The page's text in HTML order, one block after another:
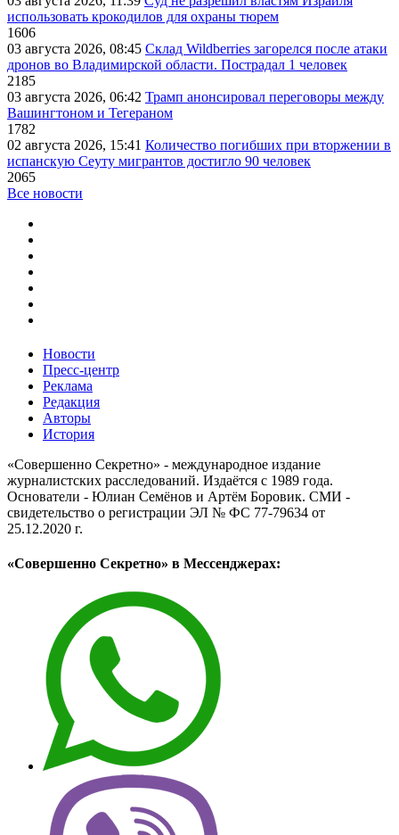
использовать крокодилов для охраны тюрем
1606
03 августа 2026, 08:45 Склад Wildberries загорелся после атаки
дронов во Владимирской области. Пострадал 1 человек
2185
03 августа 2026, 06:42 Трамп анонсировал переговоры между
Вашингтоном и Тегераном
1782
02 августа 2026, 15:41 Количество погибших при вторжении в
испанскую Сеуту мигрантов достигло 90 человек
2065
Все новости
Новости
Пресс-центр
Реклама
Редакция
Авторы
История
«Совершенно Секретно» - международное издание
журналистских расследований. Издаётся с 1989 года.
Основатели - Юлиан Семёнов и Артём Боровик. CМИ -
свидетельство о регистрации ЭЛ № ФС 77-79634 от
25.12.2020 г.
«Совершенно Секретно» в Мессенджерах: